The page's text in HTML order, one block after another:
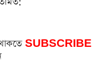
SUBSCRIBE